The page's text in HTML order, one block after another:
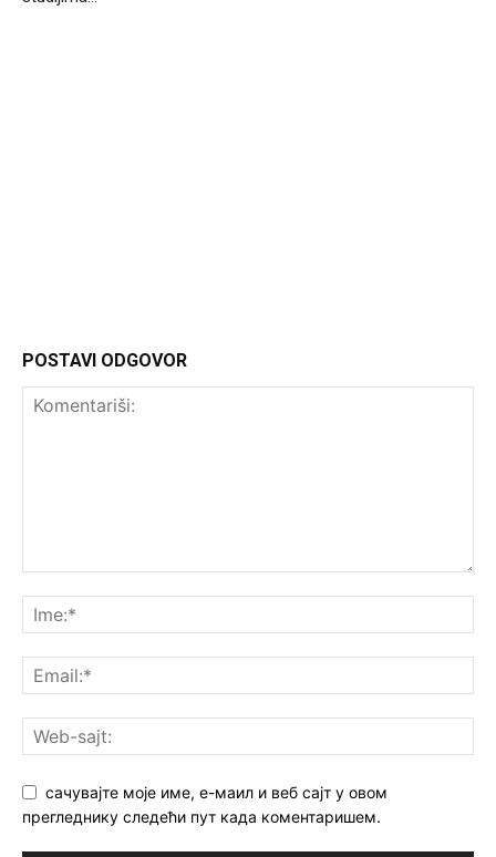
POSTAVI ODGOVOR
сачувајте моје име, е-маил и веб сајт у овом
прегледнику следећи пут када коментаришем.